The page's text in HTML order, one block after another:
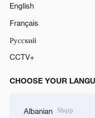
English
Français
Русский
CCTV+
CHOOSE YOUR
Albanian Shqip